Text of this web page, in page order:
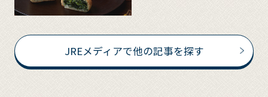
JREメディアで他の記事を探す